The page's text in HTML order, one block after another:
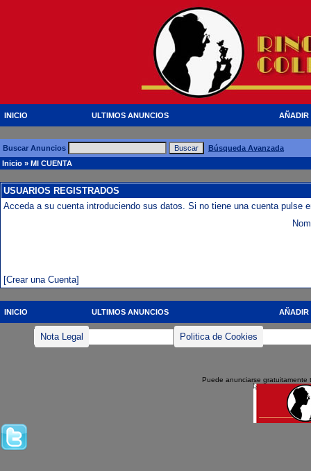
INICIO ULTIMOS ANUNCIOS AÑADIR
Buscar Anuncios
Búsqueda Avanzada
Inicio » MI CUENTA
USUARIOS REGISTRADOS
Acceda a su cuenta introduciendo sus datos. Si no tiene una cuenta pulse
[Crear una Cuenta]
INICIO ULTIMOS ANUNCIOS AÑADIR
Nota Legal Politica de Cookies
Puede anunciarse